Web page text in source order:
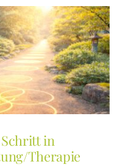
Kinder-,
Jugend-
und
in
Therapie